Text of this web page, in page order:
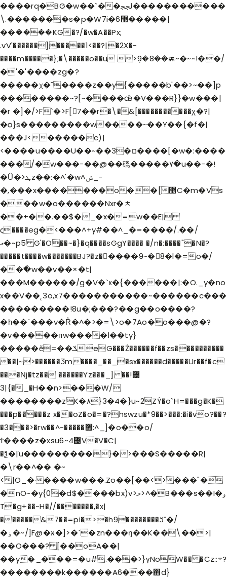
����rq�BG�w��`��ﶃ�����������
\.�������s�p�W7i�6޹�����|
��ܿ����KG�?/�w�A��Px;
.vV'������]�����1<��?|�2X�-
����m�����};�\�����o��u >ܼ9�8��ѭ~�~~!��/
�'�'����zg�?
�����χ�˭����z��y{�����b'��>~��]p
��������~?[~����ǽ�V���R}}�w���|
�r �]�/>F`�>F[7ً��r�\�&[�����������χ�?|
�ѻ}s���������w����~��Y��{�f�|
���J<�����c)|
<����u����U��~��3�ם����[�w�:����
���/�w���-��@��磇�����٧�u��-�!
�Ǘ�>ܜz��:�^'�w^ݜ_-
�,���x�������o��[޵C�m�Vs
���w�o�ַ�����Nxr�ﾺ
��+��.��$�_�x�=w��E|
ς����eg�<���^+y#��^_�=����/.��/
ގ�~p5 G'�O��~�}�q����sGgY���� �/n�:����"�N�?
�����t����w�������BJ?�z�����9~�8�l�=o�/
��߯�w��v��×�t|
���M������/g�V�`к�{������|:�O._y�no
x��V��˛3o,x7�����������~������c���
���������!8u�;���?��g��o����?
�һ��ˋ���v�R̾�^�>�=\>o�7Ao�o���@�?
�v�����пw����l��ty}
�����ӗ=��ݎeG���Ż������f��zs����������
��|~>������Ӡm����_��_�sx������d�����Ur��f�c
���ǋ�tz�� ������Yz���_] ��޹!
�}|3_�H��n>���W/
��������zK�٨}3�4�}u~2ZÝ�o`H=���g�K�
���p�����z x��oZ�o�=�?hswzu�*9��>���:�i�vo?��?
�3���>�rw��^-�����޾:^_]�o��o/
Ϯ����z�xsu6~4޵V�V�C|
�ѯ�ܿ|u��������͏�}�>���S�����R|
�\r��^�� �~
<|O_�·����w���.Zo��[��<>���"�
�nO~�y{0�d$����bx)v>ލ>^�B���s��I�ݛ
T�g+��~H�//�������,�x|
������&7��=pi�>�h9��������ӭ˭�/
�ۏ�~/]F@�ӿ�]>�`�zn���ŋ��K��\��>|
��O���? [��oA��|
��y�_���=�u#.���>}үNoW�� �Cz::܋?
��������k������A6���΋d}